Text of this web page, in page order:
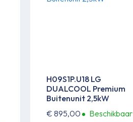
H09S1P.U18 LG
DUALCOOL Premium
Buitenunit 2,5kW
€ 895,00 Beschikbaar